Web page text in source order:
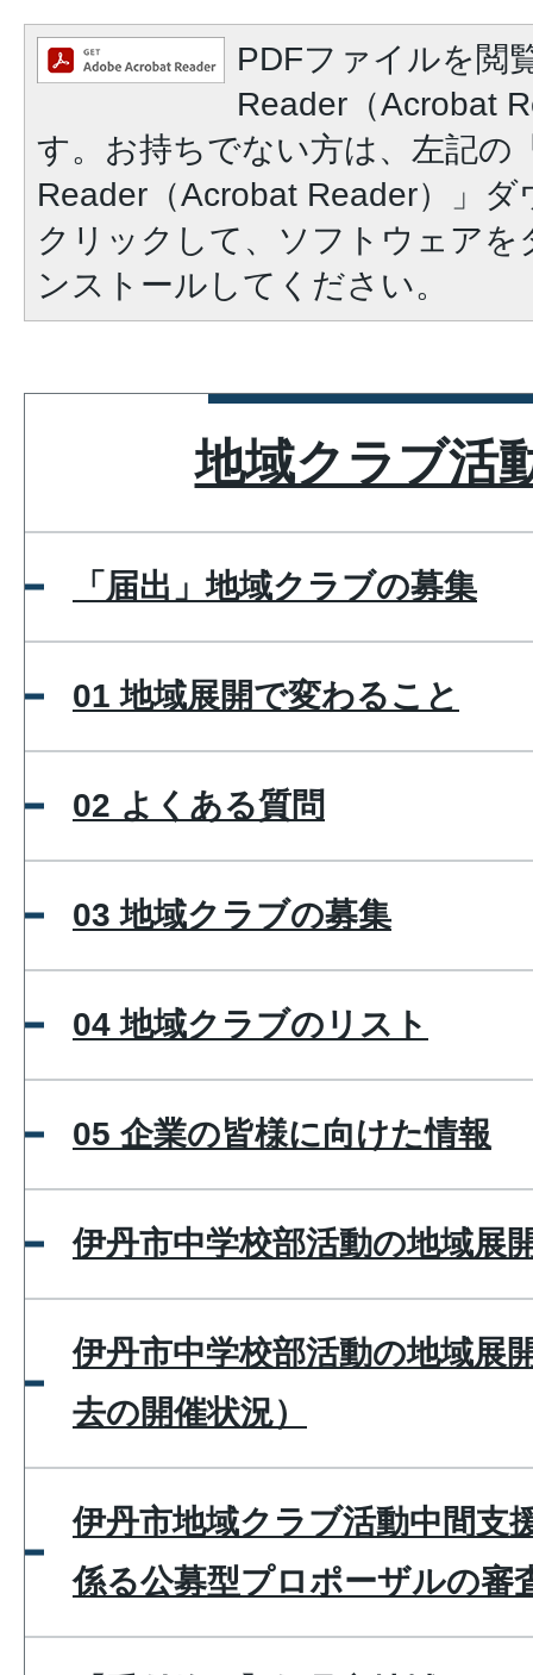
PDFファイルを閲
Reader（Acrobat
す。お持ちでない方は、左記の
Reader（Acrobat Reader）」
クリックして、ソフトウェア
ンストールしてください。
地域クラブ活
「届出」地域クラブの募集
01 地域展開で変わること
02 よくある質問
03 地域クラブの募集
04 地域クラブのリスト
05 企業の皆様に向けた情報
伊丹市中学校部活動の地域展
伊丹市中学校部活動の地域展
去の開催状況）
伊丹市地域クラブ活動中間支
係る公募型プロポーザルの審